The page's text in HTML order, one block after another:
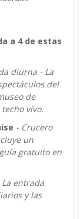
a 4 de estas
diurna - La
del
de
vivo.
- Crucero
un
gratuito en
entrada
y las